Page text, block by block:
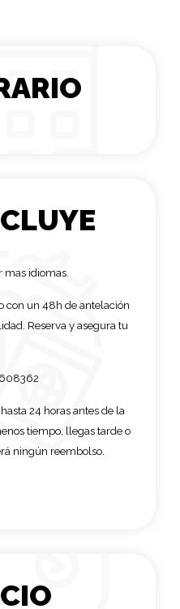
mas idiomas.
con un 48h de antelación
Reserva y asegura tu
24 horas antes de la
tiempo, llegas tarde o
ningún reembolso.